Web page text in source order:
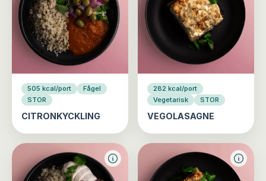
505 kcal/port
Fågel
STOR
CITRONKYCKLING
282 kcal/port
Vegetarisk
STOR
VEGOLASAGNE